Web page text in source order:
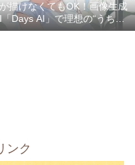
描けなくてもOK！画像生成
「Days AI」で理想の“うちの
キャラクターを作ってみた体
ンク